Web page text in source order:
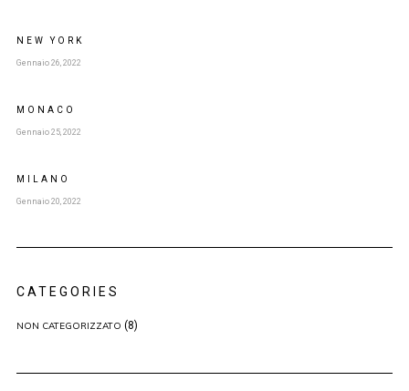
NEW YORK
Gennaio 26, 2022
MONACO
Gennaio 25, 2022
MILANO
Gennaio 20, 2022
CATEGORIES
NON CATEGORIZZATO (8)